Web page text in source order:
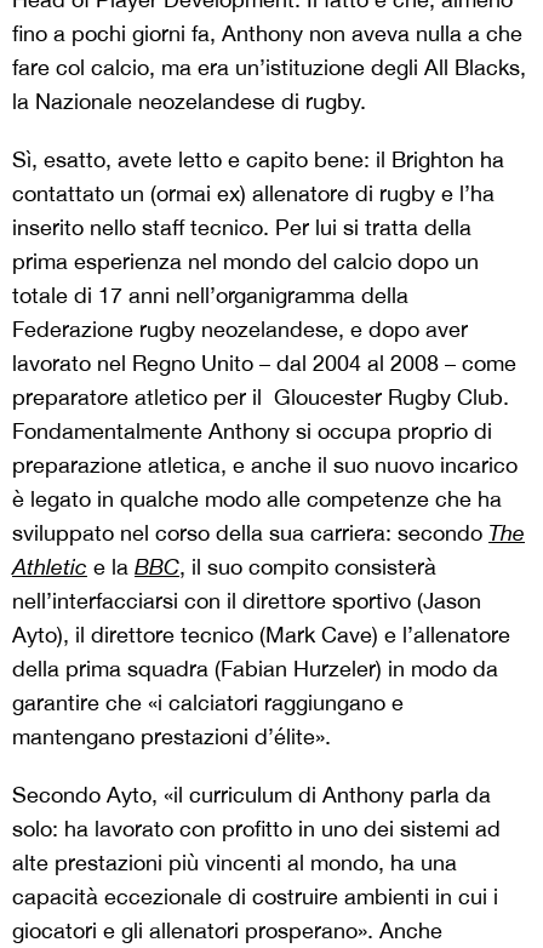
fino a pochi giorni fa, Anthony non aveva nulla a che
fare col calcio, ma era un’istituzione degli All Blacks,
la Nazionale neozelandese di rugby.
Sì, esatto, avete letto e capito bene: il Brighton ha
contattato un (ormai ex) allenatore di rugby e l’ha
inserito nello staff tecnico. Per lui si tratta della
prima esperienza nel mondo del calcio dopo un
totale di 17 anni nell’organigramma della
Federazione rugby neozelandese, e dopo aver
lavorato nel Regno Unito – dal 2004 al 2008 – come
preparatore atletico per il Gloucester Rugby Club.
Fondamentalmente Anthony si occupa proprio di
preparazione atletica, e anche il suo nuovo incarico
è legato in qualche modo alle competenze che ha
sviluppato nel corso della sua carriera: secondo The
Athletic e la BBC, il suo compito consisterà
nell’interfacciarsi con il direttore sportivo (Jason
Ayto), il direttore tecnico (Mark Cave) e l’allenatore
della prima squadra (Fabian Hurzeler) in modo da
garantire che «i calciatori raggiungano e
mantengano prestazioni d’élite».
Secondo Ayto, «il curriculum di Anthony parla da
solo: ha lavorato con profitto in uno dei sistemi ad
alte prestazioni più vincenti al mondo, ha una
capacità eccezionale di costruire ambienti in cui i
giocatori e gli allenatori prosperano». Anche